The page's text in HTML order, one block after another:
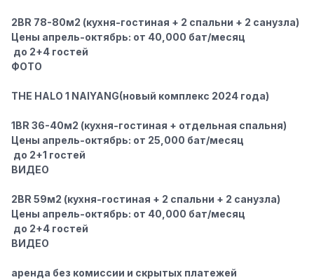
2BR 78-80м2 (кухня-гостиная + 2 спальни + 2 санузла)
Цены апрель-октябрь: от 40,000 бат/месяц
‍‍ до 2+4 гостей
ФОТО
THE HALO 1 NAIYANG(новый комплекс 2024 года)
1BR 36-40м2 (кухня-гостиная + отдельная спальня)
Цены апрель-октябрь: от 25,000 бат/месяц
‍‍ до 2+1 гостей
ВИДЕО
2BR 59м2 (кухня-гостиная + 2 спальни + 2 санузла)
Цены апрель-октябрь: от 40,000 бат/месяц
‍‍ до 2+4 гостей
ВИДЕО
аренда без комиссии и скрытых платежей